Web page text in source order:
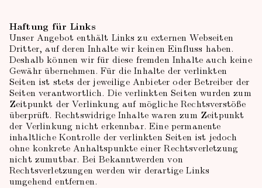
Haftung für Links
Unser Angebot enthält Links zu externen Webseiten
Dritter, auf deren Inhalte wir keinen Einfluss haben.
Deshalb können wir für diese fremden Inhalte auch keine
Gewähr übernehmen. Für die Inhalte der verlinkten
Seiten ist stets der jeweilige Anbieter oder Betreiber der
Seiten verantwortlich. Die verlinkten Seiten wurden zum
Zeitpunkt der Verlinkung auf mögliche Rechtsverstöße
überprüft. Rechtswidrige Inhalte waren zum Zeitpunkt
der Verlinkung nicht erkennbar. Eine permanente
inhaltliche Kontrolle der verlinkten Seiten ist jedoch
ohne konkrete Anhaltspunkte einer Rechtsverletzung
nicht zumutbar. Bei Bekanntwerden von
Rechtsverletzungen werden wir derartige Links
umgehend entfernen.